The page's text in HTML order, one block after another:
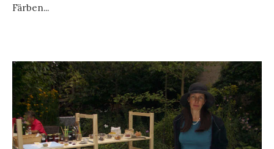
Färben...